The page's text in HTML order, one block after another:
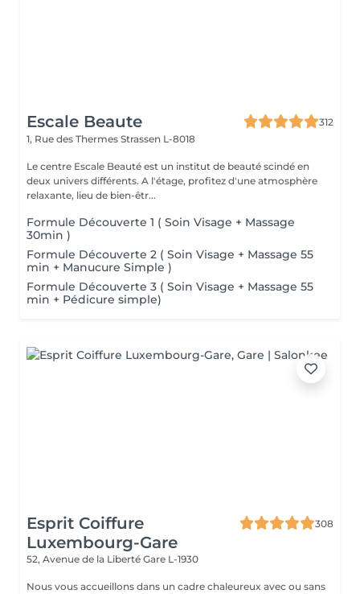
Escale Beaute
312
1, Rue des Thermes Strassen L-8018
Le centre Escale Beauté est un institut de beauté scindé en
deux univers différents. A l'étage, profitez d'une atmosphère
relaxante, lieu de bien-êtr...
Formule Découverte 1 ( Soin Visage + Massage
30min )
Formule Découverte 2 ( Soin Visage + Massage 55
min + Manucure Simple )
Formule Découverte 3 ( Soin Visage + Massage 55
min + Pédicure simple)
Esprit Coiffure
Luxembourg-Gare
308
52, Avenue de la Liberté Gare L-1930
Nous vous accueillons dans un cadre chaleureux avec ou sans